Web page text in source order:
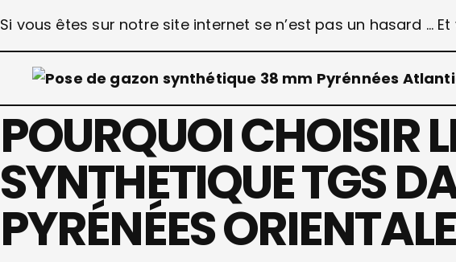
Si vous êtes sur notre site internet se n’est pas un hasard …
POURQUOI CHOISIR
SYNTHETIQUE TGS
PYRÉNÉES